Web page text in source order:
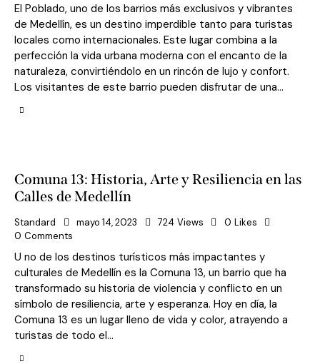
El Poblado, uno de los barrios más exclusivos y vibrantes
de Medellín, es un destino imperdible tanto para turistas
locales como internacionales. Este lugar combina a la
perfección la vida urbana moderna con el encanto de la
naturaleza, convirtiéndolo en un rincón de lujo y confort.
Los visitantes de este barrio pueden disfrutar de una…
Comuna 13: Historia, Arte y Resiliencia en las
Calles de Medellín
Standard mayo 14, 2023 724 Views 0 Likes
0 Comments
U no de los destinos turísticos más impactantes y
culturales de Medellín es la Comuna 13, un barrio que ha
transformado su historia de violencia y conflicto en un
símbolo de resiliencia, arte y esperanza. Hoy en día, la
Comuna 13 es un lugar lleno de vida y color, atrayendo a
turistas de todo el…